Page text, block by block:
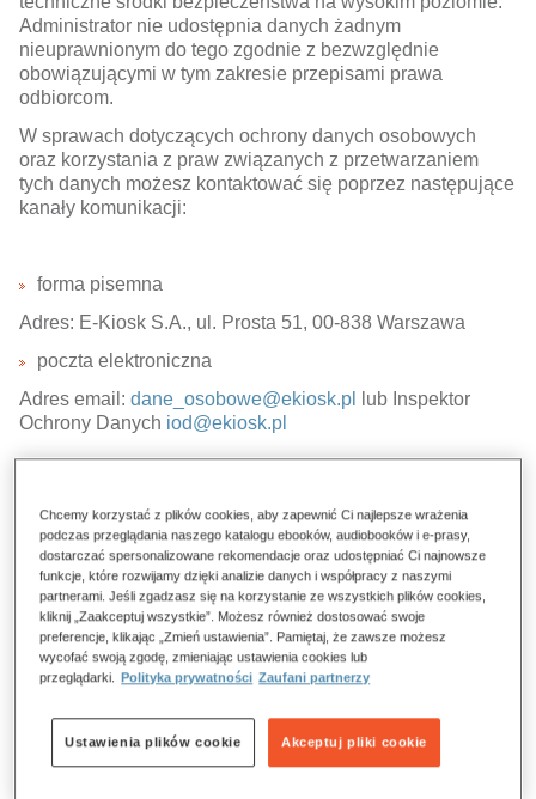
Administrator nie udostępnia danych żadnym
nieuprawnionym do tego zgodnie z bezwzględnie
obowiązującymi w tym zakresie przepisami prawa
odbiorcom.
W sprawach dotyczących ochrony danych osobowych
oraz korzystania z praw związanych z przetwarzaniem
tych danych możesz kontaktować się poprzez następujące
kanały komunikacji:
forma pisemna
Adres: E-Kiosk S.A., ul. Prosta 51, 00-838 Warszawa
poczta elektroniczna
Adres email: dane_osobowe@ekiosk.pl
lub Inspektor
Ochrony Danych iod@ekiosk.pl
osobowe?
Za Twoją zgodą dane mogą być przetwarzane w celach
marketingowych, w tym na profilowanie i w celach
analitycznych. W przypadku wyrażenia zgody dane mogą
być przetwarzane przez E-Kiosk S.A., Podmioty GRUPY
KAPITAŁOWEJ GM oraz ZAUFANYCH PARTNERÓW.
usług przez E-Kiosk S.A./ Podmioty GRUPY
KAPITAŁOWEJ GM.
Chcemy korzystać z plików cookies, aby zapewnić Ci najlepsze wrażenia
podczas przeglądania naszego katalogu ebooków, audiobooków i e-prasy,
dostarczać spersonalizowane rekomendacje oraz udostępniać Ci najnowsze
funkcje, które rozwijamy dzięki analizie danych i współpracy z naszymi
partnerami. Jeśli zgadzasz się na korzystanie ze wszystkich plików cookies,
kliknij „Zaakceptuj wszystkie”. Możesz również dostosować swoje
preferencje, klikając „Zmień ustawienia”. Pamiętaj, że zawsze możesz
wycofać swoją zgodę, zmieniając ustawienia cookies lub
przeglądarki.
Polityka prywatności Zaufani partnerzy
Akceptuj pliki cookie
Ustawienia plików cookie